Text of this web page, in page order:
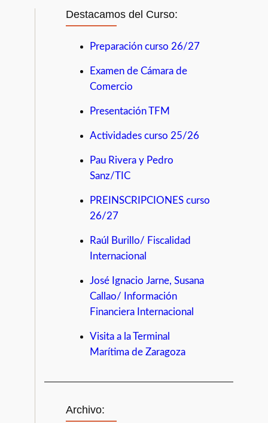
Destacamos del Curso:
Preparación curso 26/27
Examen de Cámara de
Comercio
Presentación TFM
Actividades curso 25/26
Pau Rivera y Pedro
Sanz/TIC
PREINSCRIPCIONES curso
26/27
Raúl Burillo/ Fiscalidad
Internacional
José Ignacio Jarne, Susana
Callao/ Información
Financiera Internacional
Visita a la Terminal
Marítima de Zaragoza
Archivo: